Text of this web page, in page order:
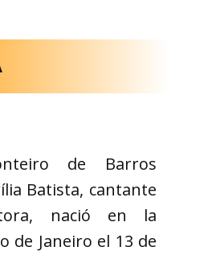
de Barros
Batista, cantante
nació en la
de Janeiro el 13 de